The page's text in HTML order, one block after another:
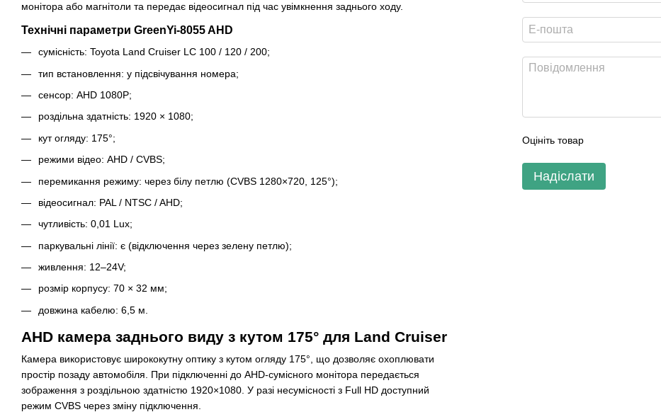
монітора або магнітоли та передає відеосигнал під час увімкнення заднього ходу.
Технічні параметри GreenYi-8055 AHD
сумісність: Toyota Land Cruiser LC 100 / 120 / 200;
тип встановлення: у підсвічування номера;
сенсор: AHD 1080P;
роздільна здатність: 1920 × 1080;
кут огляду: 175°;
режими відео: AHD / CVBS;
перемикання режиму: через білу петлю (CVBS 1280×720, 125°);
відеосигнал: PAL / NTSC / AHD;
чутливість: 0,01 Lux;
паркувальні лінії: є (відключення через зелену петлю);
живлення: 12–24V;
розмір корпусу: 70 × 32 мм;
довжина кабелю: 6,5 м.
AHD камера заднього виду з кутом 175° для Land Cruiser
Камера використовує ширококутну оптику з кутом огляду 175°, що дозволяє охоплювати
простір позаду автомобіля. При підключенні до AHD-сумісного монітора передається
зображення з роздільною здатністю 1920×1080. У разі несумісності з Full HD доступний
режим CVBS через зміну підключення.
Оцініть товар
Надіслати